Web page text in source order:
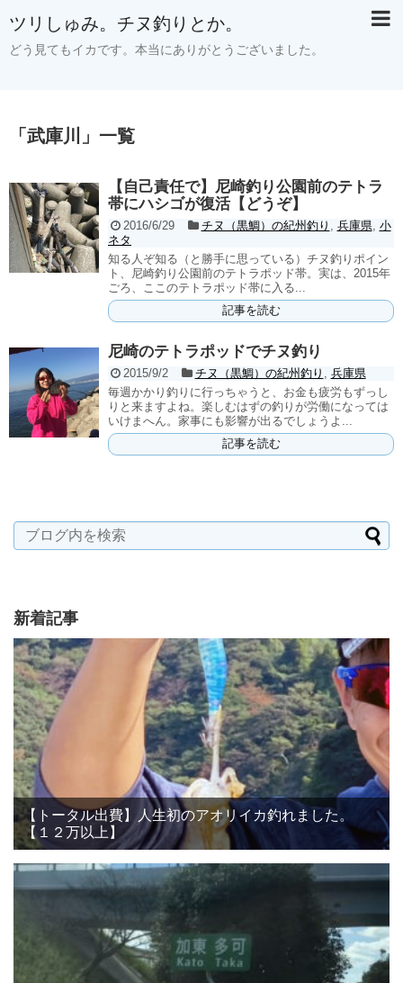
ツリしゅみ。チヌ釣りとか。
どう見てもイカです。本当にありがとうございました。
「 武庫川 」 一覧
【自己責任で】尼崎釣り公園前のテトラ
帯にハシゴが復活【どうぞ】
2016/6/29 チヌ（黒鯛）の紀州釣り 兵庫県, 小
ネタ
知る人ぞ知る（と勝手に思っている）チヌ釣りポイン
ト、尼崎釣り公園前のテトラポッド帯。実は、2015年
ごろ、ここのテトラポッド帯に入る...
記事を読む
尼崎のテトラポッドでチヌ釣り
2015/9/2 チヌ（黒鯛）の紀州釣り
兵庫県
毎週かかり釣りに行っちゃうと、お金も疲労もずっし
りと来ますよね。楽しむはずの釣りが労働になっては
いけまへん。家事にも影響が出るでしょうよ...
記事を読む
新着記事
【トータル出費】人生初のアオリイカ釣れました。
【１２万以上】